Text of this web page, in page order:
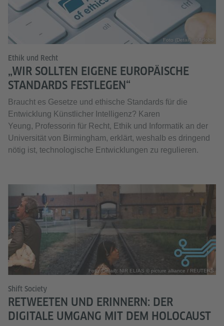
Foto (Detail): © Adobe
Ethik und Recht
„WIR SOLLTEN EIGENE EUROPÄISCHE
STANDARDS FESTLEGEN“
Braucht es Gesetze und ethische Standards für die
Entwicklung Künstlicher Intelligenz? Karen
Yeung, Professorin für Recht, Ethik und Informatik an der
Universität von Birmingham, erklärt, weshalb es dringend
nötig ist, technologische Entwicklungen zu regulieren.
Foto (Detail): NIR ELIAS © picture alliance / REUTERS
Shift Society
RETWEETEN UND ERINNERN: DER
DIGITALE UMGANG MIT DEM HOLOCAUST